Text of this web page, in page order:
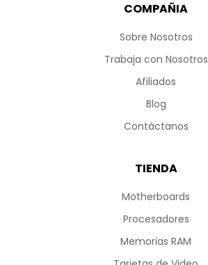
COMPAÑIA
Sobre Nosotros
Trabaja con Nosotros
Afiliados
Blog
Contáctanos
TIENDA
Motherboards
Procesadores
Memorias RAM